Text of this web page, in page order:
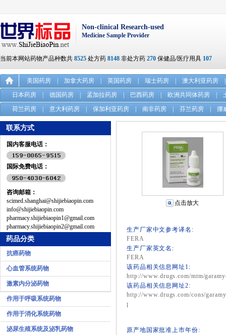
Non-clinical Research-used
Medicine Sample Provider
当前本网站药物产品种数共 8525 处方药 8148 非处方药 270 保健品/医疗用具 107
美国药房 加拿大药房 英国药房 瑞士药房 澳大利亚药房
日本药房
德国药房 孟加拉药房 巴西药房 欧洲共同体药房
荷兰药房
意大利药房 保加利亚药房 南非药房 芬兰药房 挪
联系方式
国内客服电话：
国际免费电话：
咨询邮箱：
scimed.shanghai@shijiebiaopin.com
info@shijiebiaopin.com
pharmacy.shijiebiaopin1@gmail.com
pharmacy.shijiebiaopin2@gmail.com
药品分类
抗癌药物
心血管系统药物
激素内分泌药物
作用于呼吸系统药物
作用于消化系统药物
泌尿生殖系统及泌乳药物
点击放大
生产厂家中文参考译名:
FERA
生产厂家英文名:
FERA
该药品相关信息网址1:
http://www.drugs.com/mtm/
该药品相关信息网址2:
http://www.drugs.com/cons/
l
原产地国家批准上市年份: